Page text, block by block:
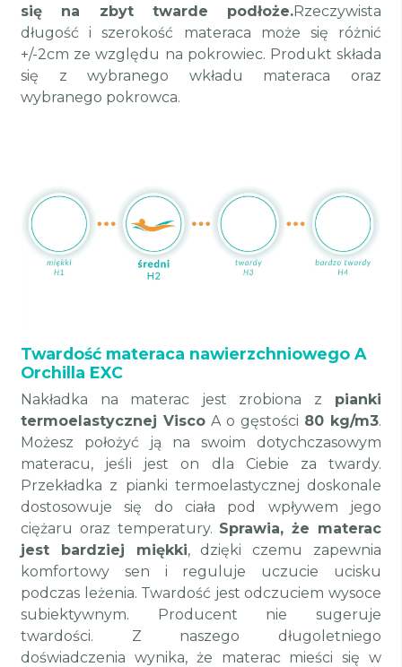
się na zbyt twarde podłoże.Rzeczywista
długość i szerokość materaca może się różnić
+/-2cm ze względu na pokrowiec. Produkt składa
się z wybranego wkładu materaca oraz
wybranego pokrowca.
Twardość materaca nawierzchniowego A
Orchilla EXC
Nakładka na materac jest zrobiona z pianki
termoelastycznej Visco A o gęstości 80 kg/m3.
Możesz położyć ją na swoim dotychczasowym
materacu, jeśli jest on dla Ciebie za twardy.
Przekładka z pianki termoelastycznej doskonale
dostosowuje się do ciała pod wpływem jego
ciężaru oraz temperatury. Sprawia, że materac
jest bardziej miękki, dzięki czemu zapewnia
komfortowy sen i reguluje uczucie ucisku
podczas leżenia. Twardość jest odczuciem wysoce
subiektywnym. Producent nie sugeruje
twardości. Z naszego długoletniego
doświadczenia wynika, że materac mieści się w